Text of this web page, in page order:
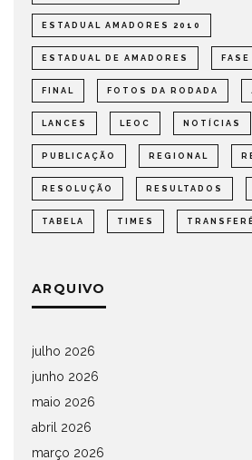
ESTADUAL AMADORES 2010
ESTADUAL DE AMADORES
FINAL FOTOS DA RODADA
LANCES LEOC NOTÍCIAS
PUBLICAÇÃO REGIONAL
RESOLUÇÃO RESULTADOS
TABELA TIMES
ARQUIVO
julho 2026
junho 2026
maio 2026
abril 2026
março 2026